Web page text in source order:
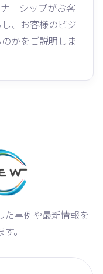
ーシップがお客
、お客様のビジ
かをご説明しま
事例や最新情報を
。